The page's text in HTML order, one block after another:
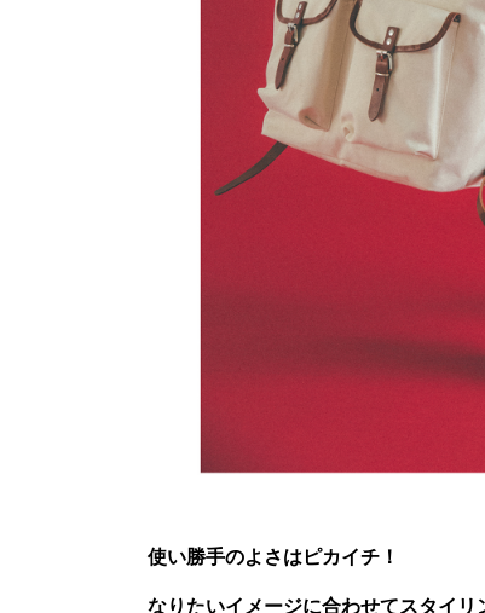
使い勝手のよさはピカイチ！
なりたいイメージに合わせてスタイリ